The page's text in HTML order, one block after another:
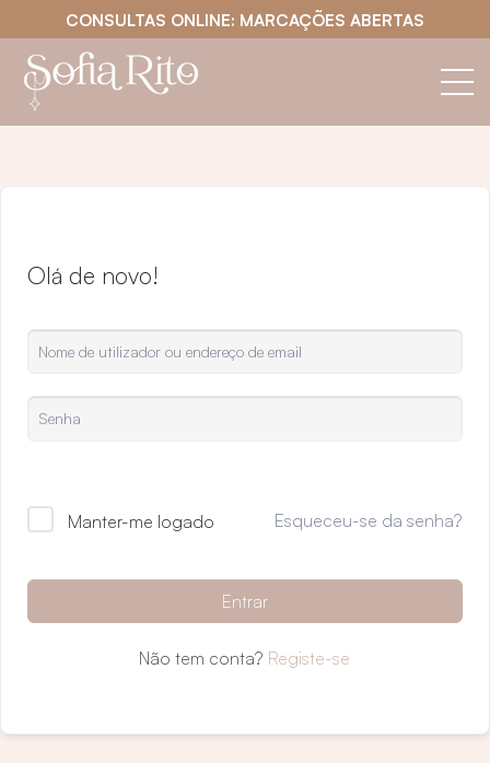
CONSULTAS ONLINE: MARCAÇÕES ABERTAS
Olá de novo!
Manter-me logado Esqueceu-se da senha?
Entrar
Não tem conta? Registe-se